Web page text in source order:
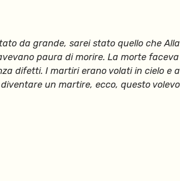
da grande, sarei stato quello che
paura di morire. La morte
difetti. I martiri erano volati in cielo e
un martire, ecco, questo